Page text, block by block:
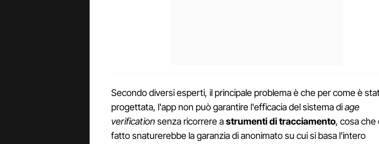
Secondo diversi esperti, il principale problema è che per come è
progettata, l'app non può garantire l'efficacia del sistema diage
verification senza ricorrere astrumenti di tracciamento, cosa che
fatto snaturerebbe la garanzia di anonimato su cui si basa l'intero